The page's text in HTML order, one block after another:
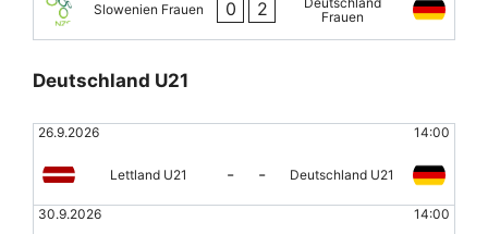
Slowenien Frauen 0 2
Frauen
Deutschland U21
26.9.2026 14:00
Lettland U21 - - Deutschland U21
30.9.2026 14:00